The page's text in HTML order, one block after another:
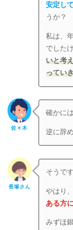
安定し
うか？
私は、
でした
いと考
ってい
佐々木
確かに
逆に辞
長塚さん
そうで
やはり
ある方
みずほ